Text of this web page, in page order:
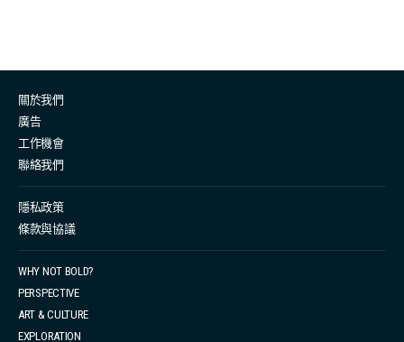
計，搭配光金元素，寓意母愛的延續，展現母親全心全意
的 照顧與愛惜 。長條造型更 見證母親與子女之間永恆的
關係。不妨相約母親享用一頓充滿「少女心」的下午茶，
讓她好好感受像少女一樣被疼愛的時刻，再親手為媽媽戴
上項鍊，讓儀式感成為記憶錨點。 提案二：閃耀之選——
Haro Set 每個媽媽都有不一樣的風格，有些媽媽就像家
環繞的MONI人造鑽石如同母親守護的光芒。用這個套裝
搭配你為母親準備的「一日女王」體驗 —— 由子女規劃從
早餐到晚餐的驚喜行程，最後以閃耀的Haro耳環與項鍊作
關於我們
廣告
工作機會
聯絡我們
隱私政策
條款與協議
WHY NOT BOLD?
PERSPECTIVE
ART & CULTURE
EXPLORATION